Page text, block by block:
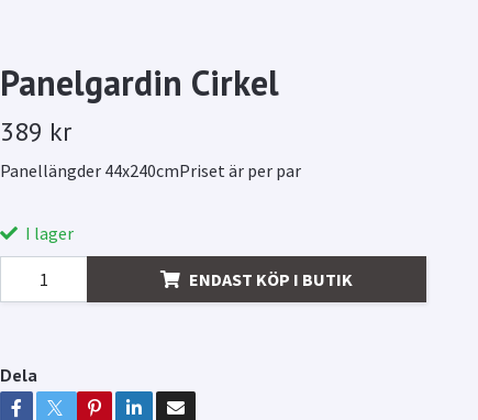
Panelgardin Cirkel
389 kr
Panellängder 44x240cmPriset är per par
I lager
ENDAST KÖP I BUTIK
Dela